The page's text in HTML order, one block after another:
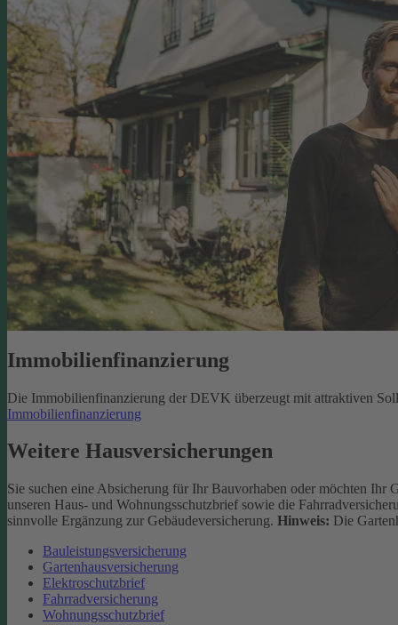
Immobilienfinanzierung
Die Immobilienfinanzierung der DEVK überzeugt mit attraktiven
Immobilienfinanzierung
Weitere Hausversicherungen
Sie suchen eine Absicherung für Ihr Bauvorhaben oder möchten Ihr
unseren Haus- und Wohnungsschutzbrief sowie die
sinnvolle Ergänzung zur Gebäudeversicherung. Hinweis: Die
Bauleistungsversicherung
Gartenhausversicherung
Elektroschutzbrief
Fahrradversicherung
Wohnungsschutzbrief